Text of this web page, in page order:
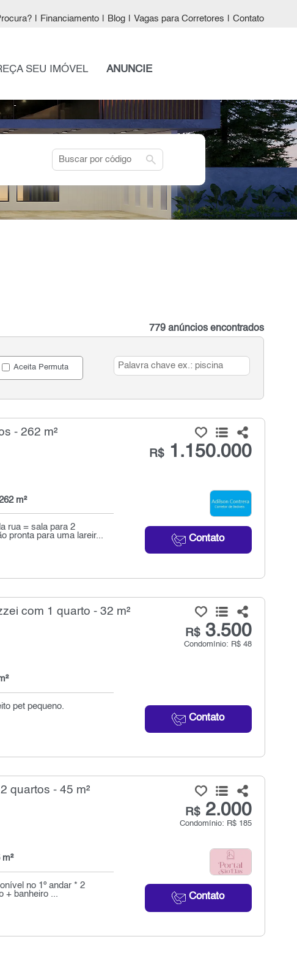
Financiamento Blog Vagas para Corretores Contato
SEU IMÓVEL ANUNCIE
search
779 anúncios encontrados
Aceita Permuta
- 262 m²
R$1.150.000
Contato
m²
rua = sala para 2
pronta para uma lareir...
com 1 quarto - 32 m²
R$3.500
Condomínio: R$ 48
Contato
pet pequeno.
quartos - 45 m²
R$2.000
Condomínio: R$ 185
Contato
m²
no 1º andar * 2
banheiro ...